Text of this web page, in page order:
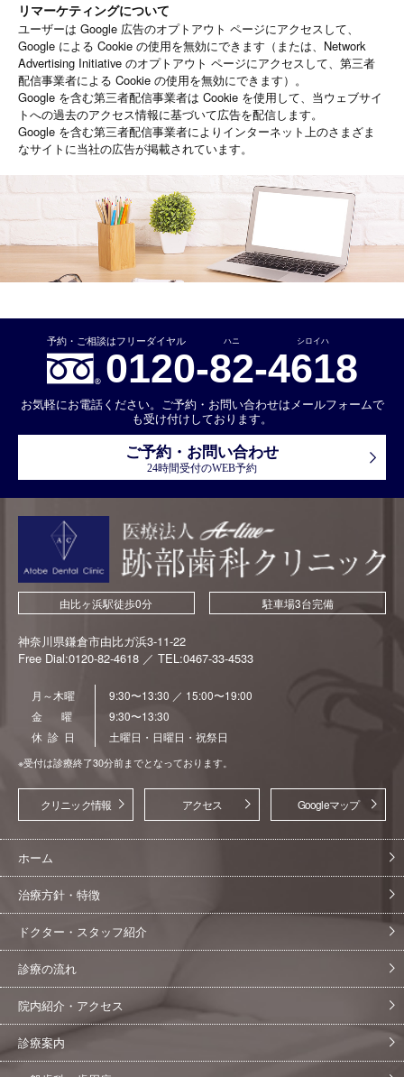
リマーケティングについて
ユーザーは Google 広告のオプトアウト ページにアクセスして、
Google による Cookie の使用を無効にできます（または、Network
Advertising Initiative のオプトアウト ページにアクセスして、第三者
配信事業者による Cookie の使用を無効にできます）。
Google を含む第三者配信事業者は Cookie を使用して、当ウェブサイ
トへの過去のアクセス情報に基づいて広告を配信します。
Google を含む第三者配信事業者によりインターネット上のさまざま
なサイトに当社の広告が掲載されています。
0120-82
ハニ
-4618
シロイハ
ご予約・お問い合わせ
24時間受付のWEB予約
お気軽にお電話ください。ご予約・お問い合わせはメールフォームで
も受け付けしております。
由比ヶ浜駅徒歩0分 駐車場3台完備
神奈川県鎌倉市由比ガ浜3-11-22
Free Dial:0120-82-4618 ／ TEL:0467-33-4533
月～木曜
9:30〜13:30 ／ 15:00〜19:00
金 曜
9:30〜13:30
休 診 日
土曜日・日曜日・祝祭日
※受付は診療終了30分前までとなっております。
クリニック情報 アクセス Googleマップ
ホーム
治療方針・特徴
ドクター・スタッフ紹介
診療の流れ
院内紹介・アクセス
診療案内